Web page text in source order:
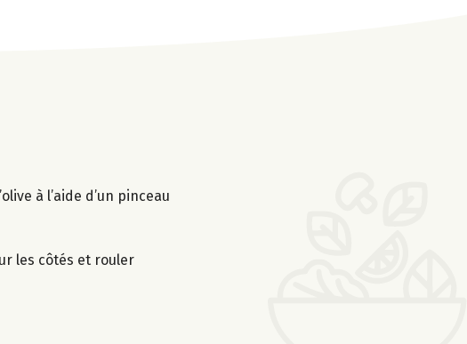
à l’aide d’un pinceau
les côtés et rouler